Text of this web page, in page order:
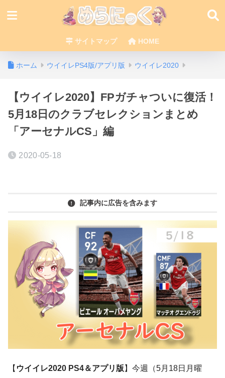
サイトマップ HOME
ホーム ウイイレPS4版/アプリ版 ウイイレ2020
【ウイイレ2020】FPガチャついに復活！
5月18日のクラブセレクションまとめ
「アーセナルCS」編
2020-05-18
記事内に広告を含みます
【 ウイイレ2020 PS4＆アプリ版 】今週（5月18日月曜